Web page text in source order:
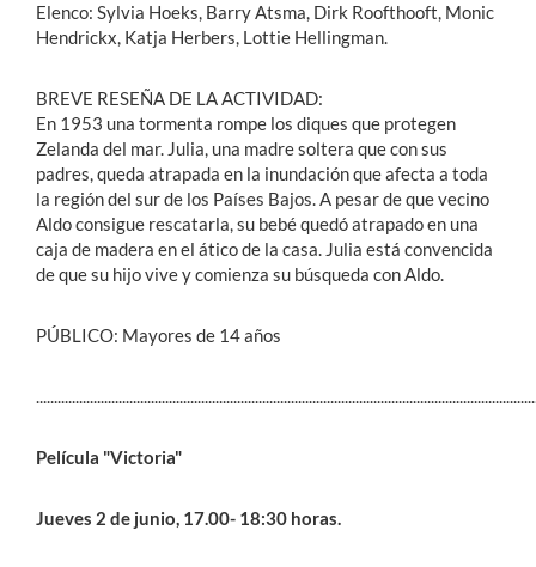
Elenco: Sylvia Hoeks, Barry Atsma, Dirk Roofthooft, Monic
Hendrickx, Katja Herbers, Lottie Hellingman.
BREVE RESEÑA DE LA ACTIVIDAD:
En 1953 una tormenta rompe los diques que protegen
Zelanda del mar. Julia, una madre soltera que con sus
padres, queda atrapada en la inundación que afecta a toda
la región del sur de los Países Bajos. A pesar de que vecino
Aldo consigue rescatarla, su bebé quedó atrapado en una
caja de madera en el ático de la casa. Julia está convencida
de que su hijo vive y comienza su búsqueda con Aldo.
PÚBLICO: Mayores de 14 años
Película "Victoria"
Jueves 2 de junio, 17.00- 18:30 horas.